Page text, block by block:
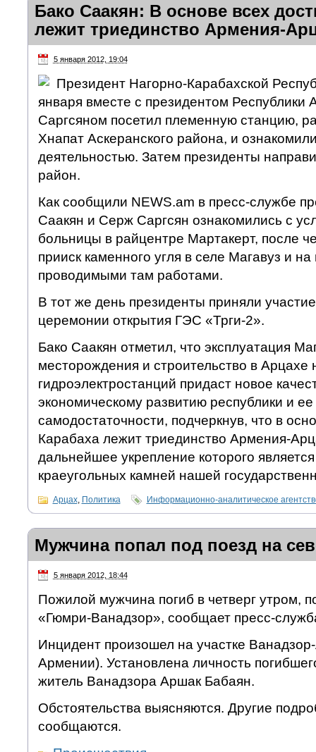
Бако Саакян: В основе всех
лежит триединство Армения-
5 января 2012, 19:04
Президент Нагорно-Карабахской
января вместе с президентом
Саргсяном посетил племенную станцию,
Хнапат Аскеранского района, и
деятельностью. Затем президенты
район.
Как сообщили NEWS.am в пресс-службе
Саакян и Серж Саргсян ознакомились с
больницы в райцентре Мартакерт, после
прииск каменного угля в селе Магавуз и
проводимыми там работами.
В тот же день президенты приняли
церемонии открытия ГЭС «Трги-2».
Бако Саакян отметил, что эксплуатация
месторождения и строительство в Арцахе
гидроэлектростанций придаст новое
экономическому развитию республики и ее
самодостаточности, подчеркнув, что в
Карабаха лежит триединство Армения-
дальнейшее укрепление которого
краеугольных камней нашей
Арцах, Политика Информационно-аналитическое
Мужчина попал под поезд на
5 января 2012, 18:44
Пожилой мужчина погиб в четверг утром,
«Гюмри-Ванадзор», сообщает пресс-
Инцидент произошел на участке
Армении). Установлена личность
житель Ванадзора Аршак Бабаян.
Обстоятельства выясняются. Другие
сообщаются.